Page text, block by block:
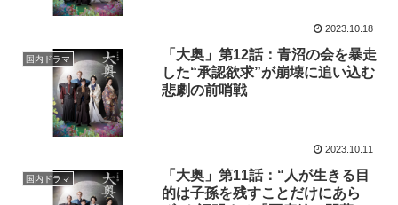
2023.10.18
国内ドラマ
「大奥」第12話：青沼の会を暴走
した“承認欲求”が崩壊に追い込む
悲劇の前哨戦
2023.10.11
国内ドラマ
「大奥」第11話：“人が生きる目
的は子孫を残すことだけにあら